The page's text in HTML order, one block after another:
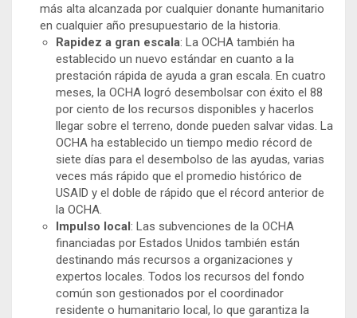
más alta alcanzada por cualquier donante humanitario
en cualquier año presupuestario de la historia.
Rapidez a gran escala: La OCHA también ha
establecido un nuevo estándar en cuanto a la
prestación rápida de ayuda a gran escala. En cuatro
meses, la OCHA logró desembolsar con éxito el 88
por ciento de los recursos disponibles y hacerlos
llegar sobre el terreno, donde pueden salvar vidas. La
OCHA ha establecido un tiempo medio récord de
siete días para el desembolso de las ayudas, varias
veces más rápido que el promedio histórico de
USAID y el doble de rápido que el récord anterior de
la OCHA.
Impulso local: Las subvenciones de la OCHA
financiadas por Estados Unidos también están
destinando más recursos a organizaciones y
expertos locales. Todos los recursos del fondo
común son gestionados por el coordinador
residente o humanitario local, lo que garantiza la